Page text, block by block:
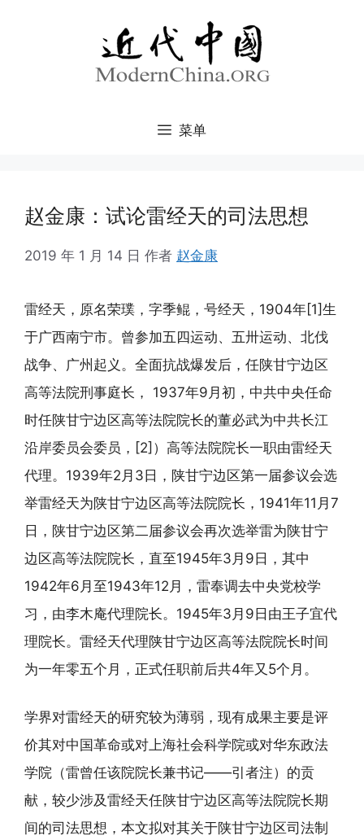
菜单
赵金康：试论雷经天的司法思想
2019 年 1 月 14 日 作者 赵金康
雷经天，原名荣璞，字季鲲，号经天，1904年[1]生
于广西南宁市。曾参加五四运动、五卅运动、北伐
战争、广州起义。全面抗战爆发后，任陕甘宁边区
高等法院刑事庭长， 1937年9月初，中共中央任命
时任陕甘宁边区高等法院院长的董必武为中共长江
沿岸委员会委员，[2]）高等法院院长一职由雷经天
代理。1939年2月3日，陕甘宁边区第一届参议会选
举雷经天为陕甘宁边区高等法院院长，1941年11月7
日，陕甘宁边区第二届参议会再次选举雷为陕甘宁
边区高等法院院长，直至1945年3月9日，其中
1942年6月至1943年12月，雷奉调去中央党校学
习，由李木庵代理院长。1945年3月9日由王子宜代
理院长。雷经天代理陕甘宁边区高等法院院长时间
为一年零五个月，正式任职前后共4年又5个月。
学界对雷经天的研究较为薄弱，现有成果主要是评
价其对中国革命或对上海社会科学院或对华东政法
学院（雷曾任该院院长兼书记——引者注）的贡
献，较少涉及雷经天任陕甘宁边区高等法院院长期
间的司法思想，本文拟对其关于陕甘宁边区司法制